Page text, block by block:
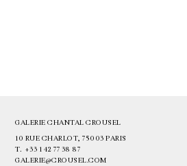
GALERIE CHANTAL CROUSEL
10 RUE CHARLOT, 75003 PARIS
T. +33 1 42 77 38 87
GALERIE@CROUSEL.COM